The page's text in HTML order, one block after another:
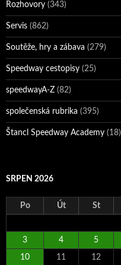
Rozhovory (343)
Servis (862)
Soutěže, hry a zábava (279)
Speedway cestopisy (25)
speedwayA-Z (82)
společenská rubrika (395)
Štancl Speedway Academy (18)
SRPEN 2026
Po Út St
3 4 5
10 11 12